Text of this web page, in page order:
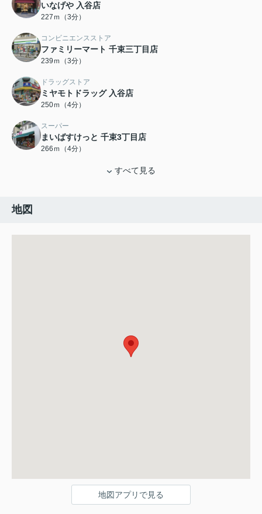
いなげや 入谷店
227ｍ（3分）
コンビニエンスストア
ファミリーマート 千束三丁目店
239ｍ（3分）
ドラッグストア
ミヤモトドラッグ 入谷店
250ｍ（4分）
スーパー
まいばすけっと 千束3丁目店
266ｍ（4分）
すべて見る
地図
地図アプリで見る